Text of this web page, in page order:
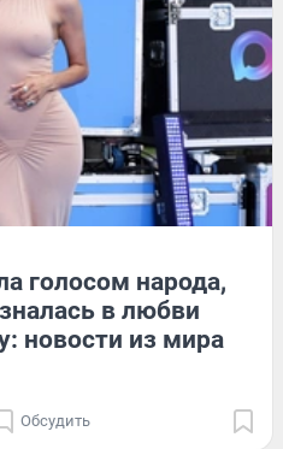
голосом народа,
в любви
новости из мира
Обсудить